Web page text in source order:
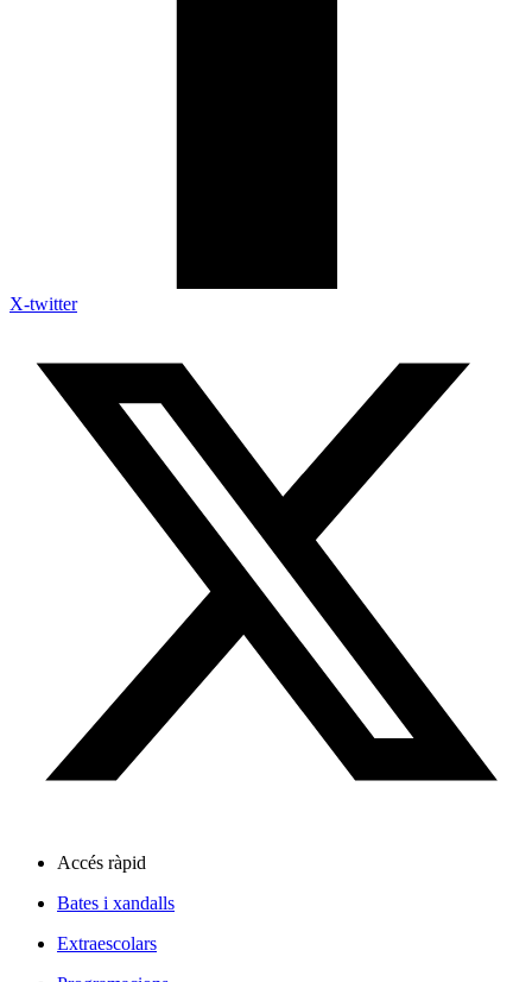
X-twitter
Accés ràpid
Bates i xandalls
Extraescolars